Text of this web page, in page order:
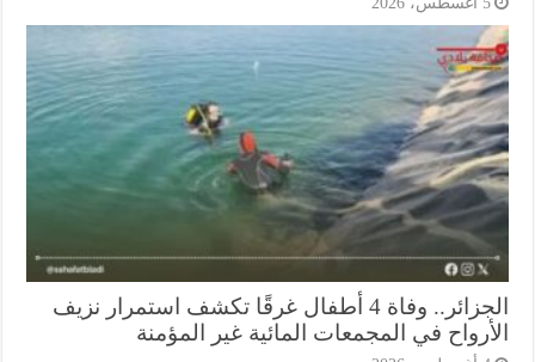
الجزائر.. وفاة 4 أطفال غرقًا تكشف استمرار نزيف
في المجمعات المائية غير المؤمنة